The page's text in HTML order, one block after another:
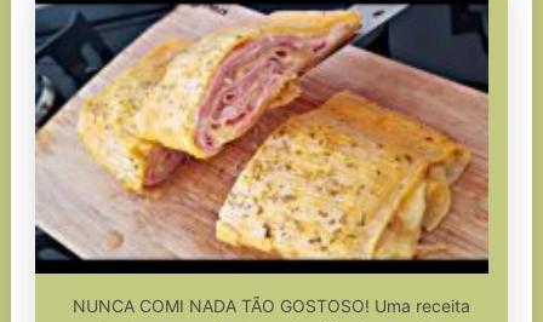
NUNCA COMI NADA TÃO GOSTOSO! Uma receita